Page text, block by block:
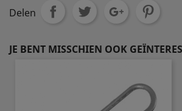
Delen
JE BENT MISSCHIEN OOK